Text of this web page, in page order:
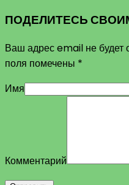
ПОДЕЛИТЕСЬ
Ваш адрес email не будет
поля помечены *
Имя
Комментарий